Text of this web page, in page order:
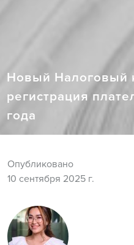
Новый Налоговый
регистрация
года
Опубликовано
10 сентября 2025 г.